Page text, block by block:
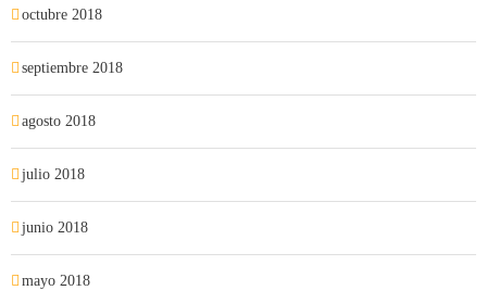
octubre 2018
septiembre 2018
agosto 2018
julio 2018
junio 2018
mayo 2018